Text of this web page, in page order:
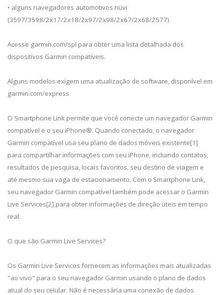
• alguns navegadores automotivos nüvi
(3597/3598/2x17/2x18/2x97/2x98/2x67/2x68/2577)
Acesse garmin.com/spl para obter uma lista detalhada dos
dispositivos Garmin compatíveis.
Alguns modelos exigem uma atualização de software, disponível em
garmin.com/express
O Smartphone Link permite que você conecte um navegador Garmin
compatível e o seu iPhone®. Quando conectado, o navegador
Garmin compatível usa seu plano de dados móveis existente[1]
para compartilhar informações com seu iPhone, incluindo contatos,
resultados de pesquisa, locais favoritos, seu destino de viagem e
até mesmo sua vaga de estacionamento. Com o Smartphone Link,
seu navegador Garmin compatível também pode acessar o Garmin
Live Services[2] para obter informações de direção úteis em tempo
real.
O que são Garmin Live Services?
Os Garmin Live Services fornecem as informações mais atualizadas
"ao vivo" para o seu navegador Garmin usando o plano de dados
atual do seu celular. Não é necessária uma conexão de dados